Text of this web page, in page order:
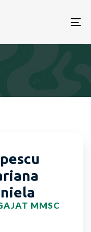
MMSC